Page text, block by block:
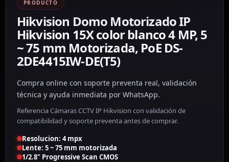
PRODUCTO
Hikvision Domo Motorizado IP
Hikvision 15X color blanco 4 MP, 5
~ 75 mm Motorizada, PoE DS-
2DE4415IW-DE(T5)
Compra online con soporte preventa real, validación
técnica y ayuda inmediata por WhatsApp.
Referencia Cámaras CCTV IP Hikvision con validación de
compatibilidad y soporte preventa antes de comprar.
Resolucion: 4 mpx
Lente: 5 ~ 75 mm motorizada
1/2.8" Progressive Scan CMOS